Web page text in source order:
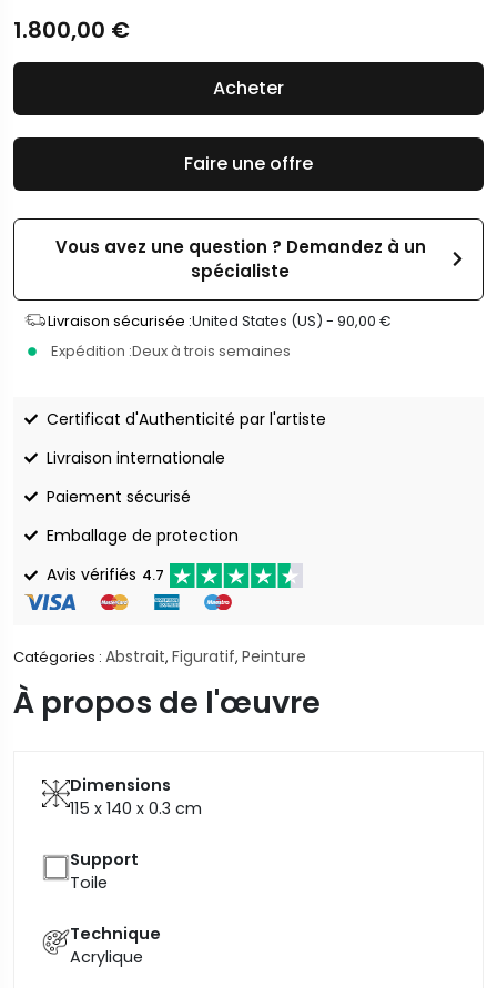
1.800,00 €
Faire une offre
Vous avez une question ? Demandez à un
spécialiste
Livraison sécurisée :United States (US) - 90,00 €
Expédition :Deux à trois semaines
Certificat d'Authenticité par l'artiste
Livraison internationale
Paiement sécurisé
Emballage de protection
Avis vérifiés 4.7
Catégories : Abstrait, Figuratif, Peinture
Acheter
À propos de l'œuvre
Dimensions
115 x 140 x 0.3 cm
Support
Toile
Technique
Acrylique